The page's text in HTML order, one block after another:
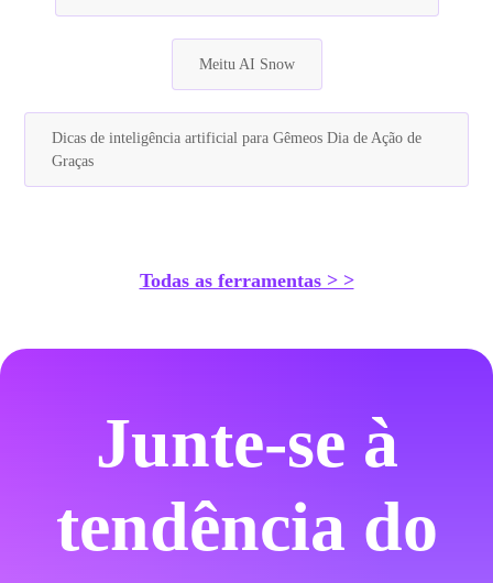
Meitu AI Snow
Dicas de inteligência artificial para Gêmeos Dia de Ação de
Graças
Todas as ferramentas > >
Junte-se à
tendência do